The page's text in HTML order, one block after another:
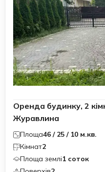
Оренда будинку, 2
Журавлина
Площа46 / 25 / 10 м.кв.
Кімнат2
Площа землі1 соток